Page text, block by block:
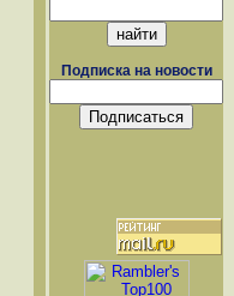
Подписка на новости